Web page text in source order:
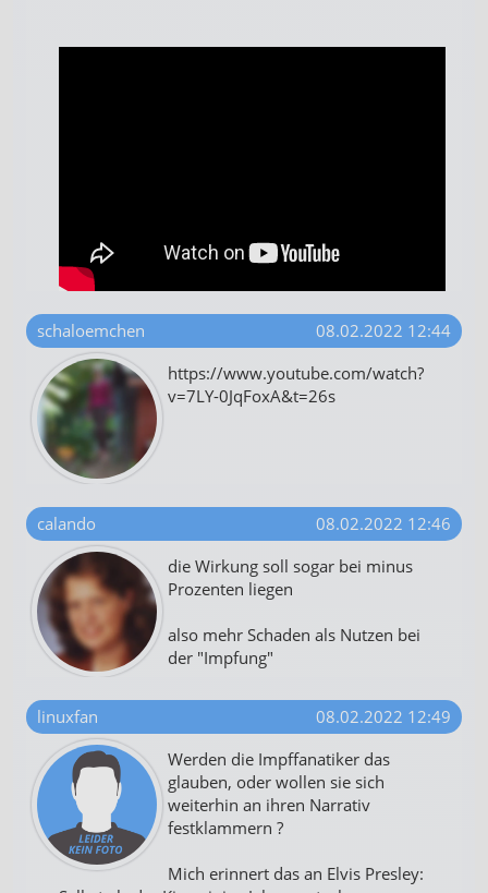
schaloemchen
08.02.2022 12:44
https://www.youtube.com/watch?
v=7LY-0JqFoxA&t=26s
calando
08.02.2022 12:46
die Wirkung soll sogar bei minus
Prozenten liegen
also mehr Schaden als Nutzen bei
der "Impfung"
linuxfan
08.02.2022 12:49
Werden die Impffanatiker das
glauben, oder wollen sie sich
weiterhin an ihren Narrativ
festklammern ?
Mich erinnert das an Elvis Presley: